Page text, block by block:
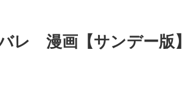
漫画【サンデー版】